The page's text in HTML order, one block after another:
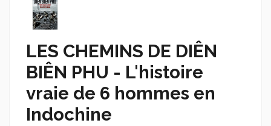
LES CHEMINS DE DIÊN
BIÊN PHU - L'histoire
vraie de 6 hommes en
Indochine